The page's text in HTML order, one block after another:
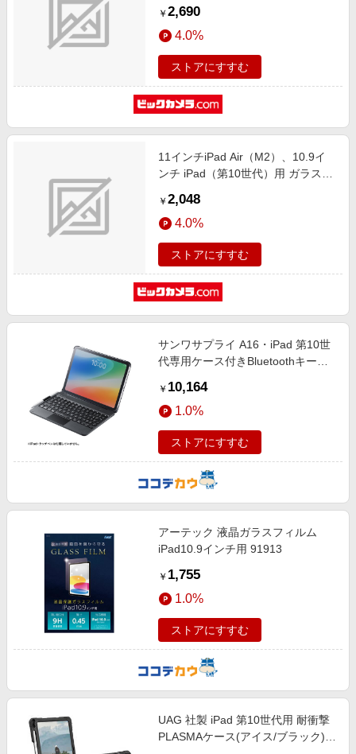
Y5329IPD11A19
￥ 2,690
4.0%
ストアにすすむ
11インチiPad Air（M2）、10.9イ
ンチ iPad（第10世代）用 ガラスフ
0.33mm GE4284IPA11
￥ 2,048
4.0%
ストアにすすむ
サンワサプライ A16・iPad 第10世
代専用ケース付きBluetoothキーボ
SKB-BTIPAD5BK
￥ 10,164
1.0%
ストアにすすむ
アーテック 液晶ガラスフィルム
iPad10.9インチ用 91913
￥ 1,755
1.0%
ストアにすすむ
UAG 社製 iPad 第10世代用 耐衝撃
PLASMAケース(アイス/ブラック)